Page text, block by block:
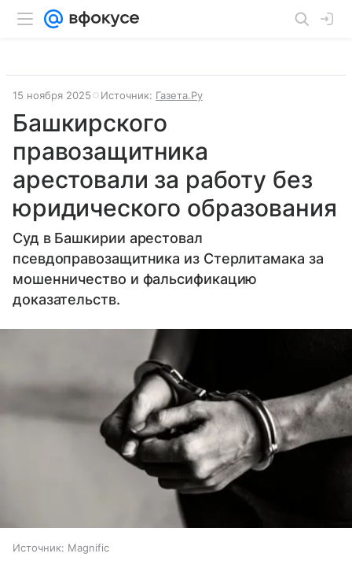
15 ноября 2025 Источник: Газета.Ру
Башкирского
правозащитника
арестовали за работу без
юридического образования
Суд в Башкирии арестовал
псевдоправозащитника из Стерлитамака за
мошенничество и фальсификацию
доказательств.
Источник: Magnific